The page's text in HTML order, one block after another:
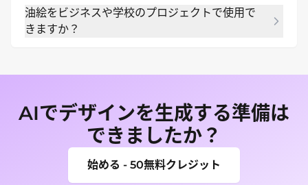
るよう依頼できます。
ージでは、一般的な油絵の用途に適した3:4の比率を
例として紹介していますが、プロンプトで他のサイ
油絵をビジネスや学校のプロジェクトで使用で
きますか？
なコンテンツの正確性を確認してください。
AIでデザインを生成する準備は
できましたか？
始める - 50無料クレジット